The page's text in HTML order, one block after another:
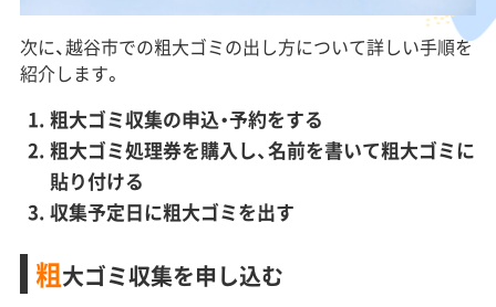
次に、越谷市での粗大ゴミの出し方について詳しい手順を
紹介します。
粗大ゴミ収集の申込・予約をする
粗大ゴミ処理券を購入し、名前を書いて粗大ゴミに
貼り付ける
収集予定日に粗大ゴミを出す
粗大ゴミ収集を申し込む